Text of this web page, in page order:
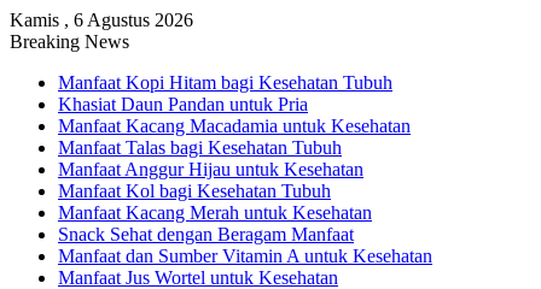
Kamis , 6 Agustus 2026
Breaking News
Manfaat Kopi Hitam bagi Kesehatan Tubuh
Khasiat Daun Pandan untuk Pria
Manfaat Kacang Macadamia untuk Kesehatan
Manfaat Talas bagi Kesehatan Tubuh
Manfaat Anggur Hijau untuk Kesehatan
Manfaat Kol bagi Kesehatan Tubuh
Manfaat Kacang Merah untuk Kesehatan
Snack Sehat dengan Beragam Manfaat
Manfaat dan Sumber Vitamin A untuk Kesehatan
Manfaat Jus Wortel untuk Kesehatan